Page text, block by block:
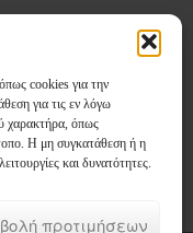
cookies για την
για τις εν λόγω
χαρακτήρα, όπως
Η μη συγκατάθεση ή η
και δυνατότητες.
προτιμήσεων